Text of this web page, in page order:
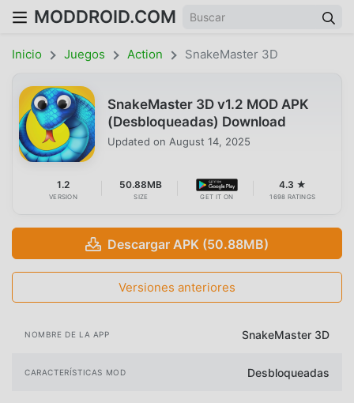
MODDROID.COM
Inicio Juegos Action SnakeMaster 3D
SnakeMaster 3D v1.2 MOD APK
(Desbloqueadas) Download
Updated on August 14, 2025
1.2
VERSION
50.88MB
SIZE GET IT ON
4.3 ★
1698 RATINGS
Descargar APK (50.88MB)
Versiones anteriores
NOMBRE DE LA APP SnakeMaster 3D
CARACTERÍSTICAS MOD Desbloqueadas